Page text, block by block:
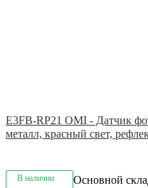
E3FB-RP21 OMI - Датчик
металл, красный свет,
В наличии Основной